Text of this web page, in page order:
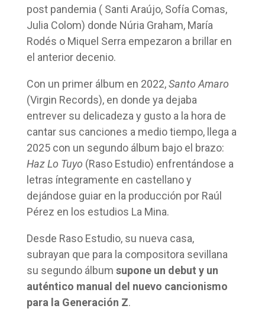
post pandemia ( Santi Araújo, Sofía Comas,
Julia Colom) donde Núria Graham, María
Rodés o Miquel Serra empezaron a brillar en
el anterior decenio.
Con un primer álbum en 2022,Santo Amaro
(Virgin Records), en donde ya dejaba
entrever su delicadeza y gusto a la hora de
cantar sus canciones a medio tiempo, llega a
2025 con un segundo álbum bajo el brazo:
Haz Lo Tuyo (Raso Estudio) enfrentándose a
letras íntegramente en castellano y
dejándose guiar en la producción por Raúl
Pérez en los estudios La Mina.
Desde Raso Estudio, su nueva casa,
subrayan que para la compositora sevillana
su segundo álbum supone un debut y un
auténtico manual del nuevo cancionismo
para la Generación Z.